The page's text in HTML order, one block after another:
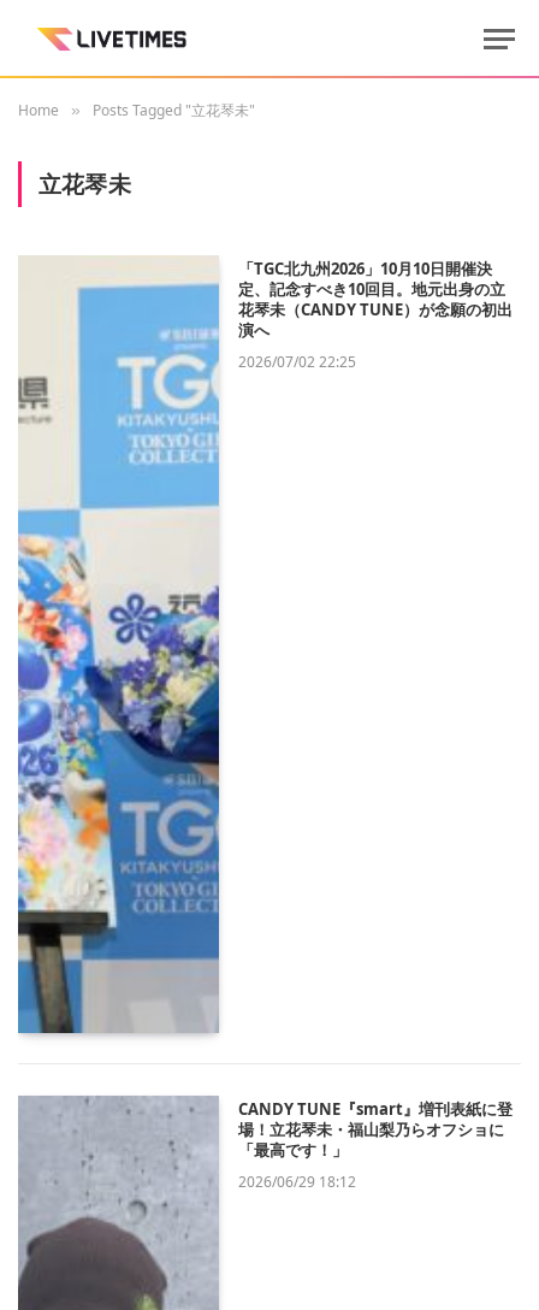
Home » Posts Tagged "立花琴未"
立花琴未
「TGC北九州2026」10月10日開催決
定、記念すべき10回目。地元出身の立
花琴未（CANDY TUNE）が念願の初出
演へ
2026/07/02 22:25
CANDY TUNE『smart』増刊表紙に登
場！立花琴未・福山梨乃らオフショに
「最高です！」
2026/06/29 18:12